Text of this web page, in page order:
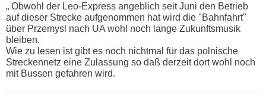
„ Obwohl der Leo-Express angeblich seit Juni den Betrieb
auf dieser Strecke aufgenommen hat wird die "Bahnfahrt"
über Przemysl nach UA wohl noch lange Zukunftsmusik
bleiben.
Wie zu lesen ist gibt es noch nichtmal für das polnische
Streckennetz eine Zulassung so daß derzeit dort wohl noch
mit Bussen gefahren wird.